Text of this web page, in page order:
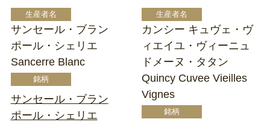
サンセール・ブラン
ポール・シェリエ
Sancerre Blanc
サンセール・ブラン
ポール・シェリエ
カンシー キュヴェ・ヴ
ィエイユ・ヴィーニュ
ドメーヌ・タタン
Quincy Cuvee Vieilles
Vignes